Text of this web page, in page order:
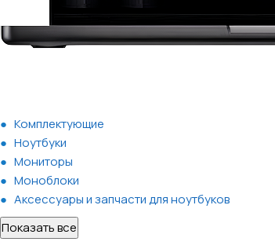
Комплектующие
Ноутбуки
Мониторы
Моноблоки
Аксессуары и запчасти для ноутбуков
Показать все